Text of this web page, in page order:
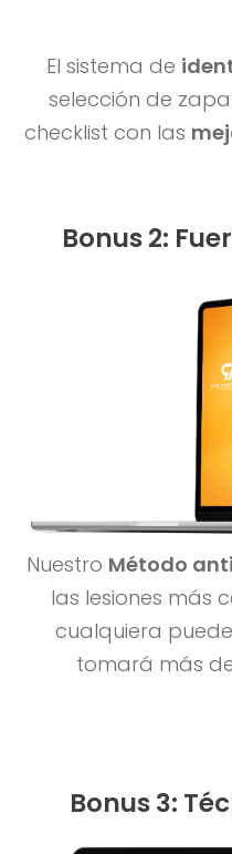
El sistema de
selección de
checklist con las
Bonus 2:
Nuestro Método
las lesiones más
cualquiera
tomará más
Bonus 3: